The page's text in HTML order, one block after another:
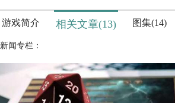
游戏简介 相关文章(13) 图集(14)
新闻专栏：